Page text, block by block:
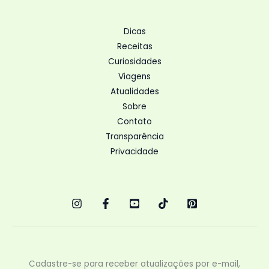
Dicas
Receitas
Curiosidades
Viagens
Atualidades
Sobre
Contato
Transparência
Privacidade
Cadastre-se para receber atualizações por e-mail,